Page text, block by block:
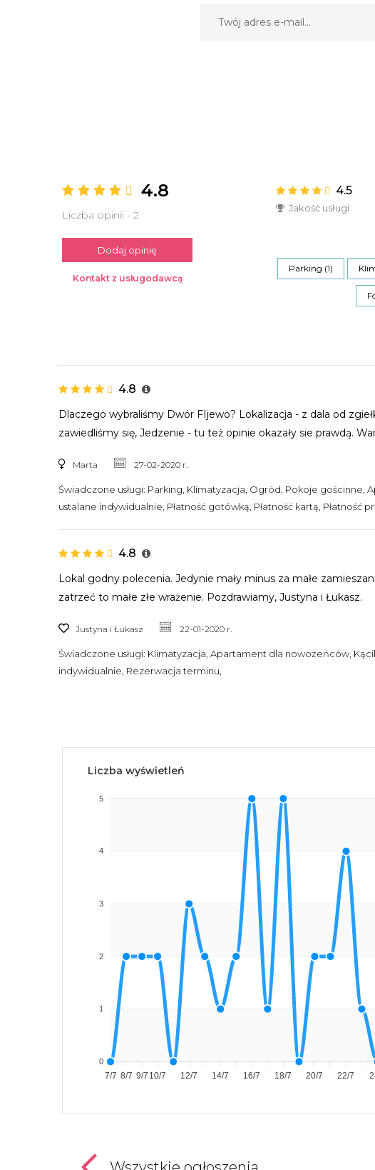
4.8
Liczba opinii - 2
4.5
Jakość usługi
Dodaj opinię
Kontakt z usługodawcą
Parking (1)
4.8
Dlaczego wybraliśmy Dwór FIjewo? Lokalizacja - z dala od
zawiedliśmy się, Jedzenie - tu też opinie okazały sie prawdą.
Marta 27-02-2020 r.
Świadczone usługi: Parking, Klimatyzacja, Ogród, Pokoje gościnne,
ustalane indywidualnie, Płatność gotówką, Płatność kartą, Płatność
4.8
Lokal godny polecenia. Jedynie mały minus za małe
zatrzeć to małe złe wrażenie. Pozdrawiamy, Justyna i Łukasz.
Justyna i Łukasz 22-01-2020 r.
Świadczone usługi: Klimatyzacja, Apartament dla nowożeńców,
indywidualnie, Rezerwacja terminu,
Liczba wyświetleń
5
4
3
2
1
0
7/7 8/7 9/7 10/7 12/7 14/7 16/7 18/7 20/7 22/7